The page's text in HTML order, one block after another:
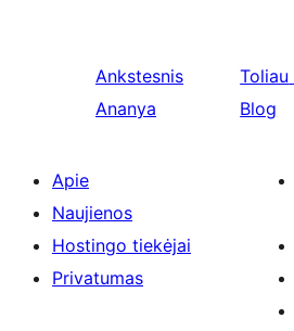
Ankstesnis
Ananya
Toliau
Blog
Apie
Naujienos
Hostingo tiekėjai
Privatumas